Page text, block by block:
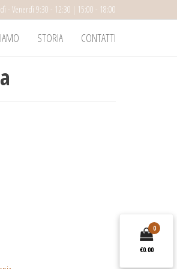
- Venerdì 9:30 - 12:30 | 15:00 - 18:00
STORIA CONTATTI
0
€0.00